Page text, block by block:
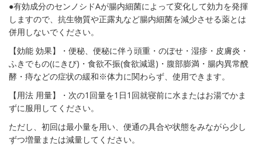
●有効成分のセンノシドAが腸内細菌によって変化して効力を発揮
しますので、抗生物質や正露丸など腸内細菌を減少させる薬とは
併用しないでください。
【効能 効果】・便秘、便秘に伴う頭重・のぼせ・湿疹・皮膚炎・
ふきでもの(にきび)・食欲不振(食欲減退)・腹部膨満・腸内異常醗
酵・痔などの症状の緩和※体力に関わらず、使用できます。
【用法 用量】・次の1回量を1日1回就寝前に水またはお湯でかま
ずに服用してください。
ただし、初回は最小量を用い、便通の具合や状態をみながら少し
ずつ増量または減量してください。